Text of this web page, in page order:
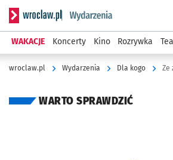
Serwis informacyjny wroclaw.pl
WAKACJE Koncerty Kino Rozrywka
wroclaw.pl Wydarzenia Dla kogo Ze
WARTO SPRAWDZIĆ